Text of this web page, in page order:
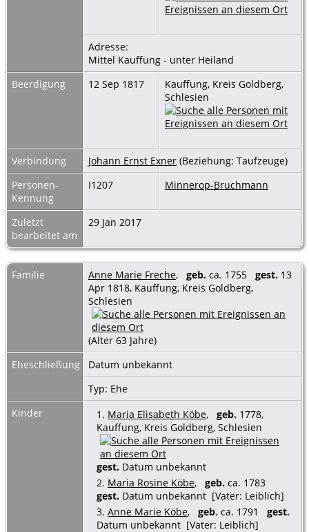
Adresse:
Mittel Kauffung - unter Heiland
Beerdigung
12 Sep 1817
Kauffung, Kreis Goldberg,
Schlesien
Verbindung Johann Ernst Exner (Beziehung: Taufzeuge)
Personen-
Kennung
I1207 Minnerop-Bruchmann
Zuletzt
bearbeitet am
29 Jan 2017
Familie Anne Marie Freche, geb. ca. 1755 gest. 13
Apr 1818, Kauffung, Kreis Goldberg,
Schlesien
(Alter 63 Jahre)
Eheschließung
Datum unbekannt
Typ: Ehe
Kinder
1. Maria Elisabeth Köbe, geb. 1778,
Kauffung, Kreis Goldberg, Schlesien
gest. Datum unbekannt
2. Maria Rosine Köbe, geb. ca. 1783
gest. Datum unbekannt [Vater: Leiblich]
3. Anne Marie Köbe, geb. ca. 1791 gest.
Datum unbekannt [Vater: Leiblich]